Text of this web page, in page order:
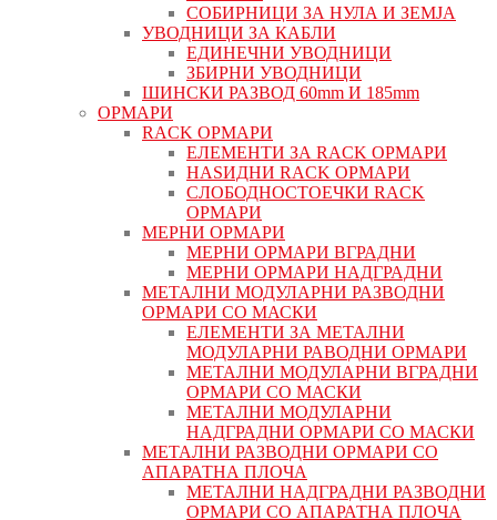
СОБИРНИЦИ ЗА НУЛА И ЗЕМЈА
УВОДНИЦИ ЗА КАБЛИ
ЕДИНЕЧНИ УВОДНИЦИ
ЗБИРНИ УВОДНИЦИ
ШИНСКИ РАЗВОД 60mm И 185mm
ОРМАРИ
RACK ОРМАРИ
ЕЛЕМЕНТИ ЗА RACK ОРМАРИ
НАЅИДНИ RACK ОРМАРИ
СЛОБОДНОСТОЕЧКИ RACK
ОРМАРИ
МЕРНИ ОРМАРИ
МЕРНИ ОРМАРИ ВГРАДНИ
МЕРНИ ОРМАРИ НАДГРАДНИ
МЕТАЛНИ МОДУЛАРНИ РАЗВОДНИ
ОРМАРИ СО МАСКИ
ЕЛЕМЕНТИ ЗА МЕТАЛНИ
МОДУЛАРНИ РАВОДНИ ОРМАРИ
МЕТАЛНИ МОДУЛАРНИ ВГРАДНИ
ОРМАРИ СО МАСКИ
МЕТАЛНИ МОДУЛАРНИ
НАДГРАДНИ ОРМАРИ СО МАСКИ
МЕТАЛНИ РАЗВОДНИ ОРМАРИ СО
АПАРАТНА ПЛОЧА
МЕТАЛНИ НАДГРАДНИ РАЗВОДНИ
ОРМАРИ СО АПАРАТНА ПЛОЧА